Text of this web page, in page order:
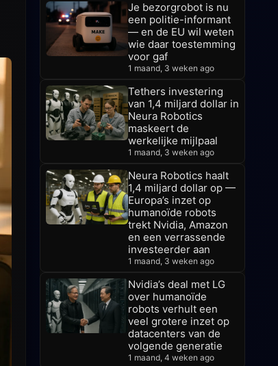
Je bezorgrobot is nu
een politie-informant
— en de EU wil weten
wie daar toestemming
voor gaf
1 maand, 3 weken ago
Tethers investering
van 1,4 miljard dollar in
Neura Robotics
maskeert de
werkelijke mijlpaal
1 maand, 3 weken ago
Neura Robotics haalt
1,4 miljard dollar op —
Europa’s inzet op
humanoïde robots
trekt Nvidia, Amazon
en een verrassende
investeerder aan
1 maand, 3 weken ago
Nvidia’s deal met LG
over humanoïde
robots verhult een
veel grotere inzet op
datacenters van de
volgende generatie
1 maand, 4 weken ago